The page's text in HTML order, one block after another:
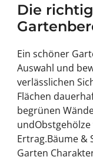
Die
Ein schöner
Auswahl und
verlässlichen
Flächen
begrünen
undObstgehölze
Ertrag.Bäume &
Garten